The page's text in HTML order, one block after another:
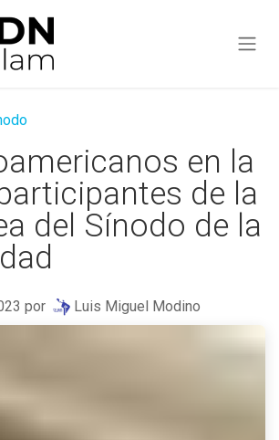
en la
de la
del Sínodo de la
por Luis Miguel Modino